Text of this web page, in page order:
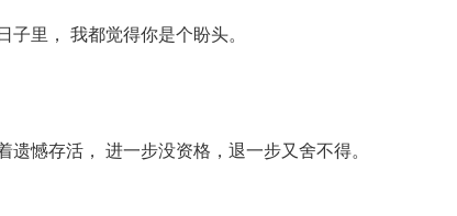
里， 我都觉得你是个盼头。
憾存活， 进一步没资格，退一步又舍不得。